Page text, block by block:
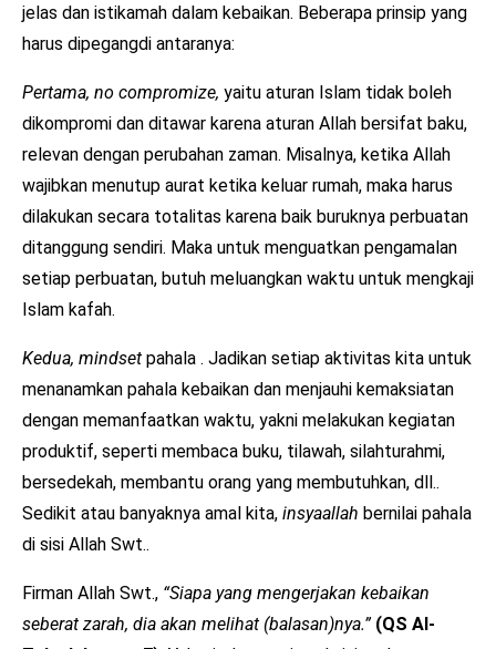
jelas dan istikamah dalam kebaikan. Beberapa prinsip yang
harus dipegangdi antaranya:
Pertama, no compromize, yaitu aturan Islam tidak boleh
dikompromi dan ditawar karena aturan Allah bersifat baku,
relevan dengan perubahan zaman. Misalnya, ketika Allah
wajibkan menutup aurat ketika keluar rumah, maka harus
dilakukan secara totalitas karena baik buruknya perbuatan
ditanggung sendiri. Maka untuk menguatkan pengamalan
setiap perbuatan, butuh meluangkan waktu untuk mengkaji
Islam kafah.
Kedua, mindset pahala . Jadikan setiap aktivitas kita untuk
menanamkan pahala kebaikan dan menjauhi kemaksiatan
dengan memanfaatkan waktu, yakni melakukan kegiatan
produktif, seperti membaca buku, tilawah, silahturahmi,
bersedekah, membantu orang yang membutuhkan, dll..
Sedikit atau banyaknya amal kita, insyaallah bernilai pahala
di sisi Allah Swt..
Firman Allah Swt., “Siapa yang mengerjakan kebaikan
seberat zarah, dia akan melihat (balasan)nya.” (QS Al-